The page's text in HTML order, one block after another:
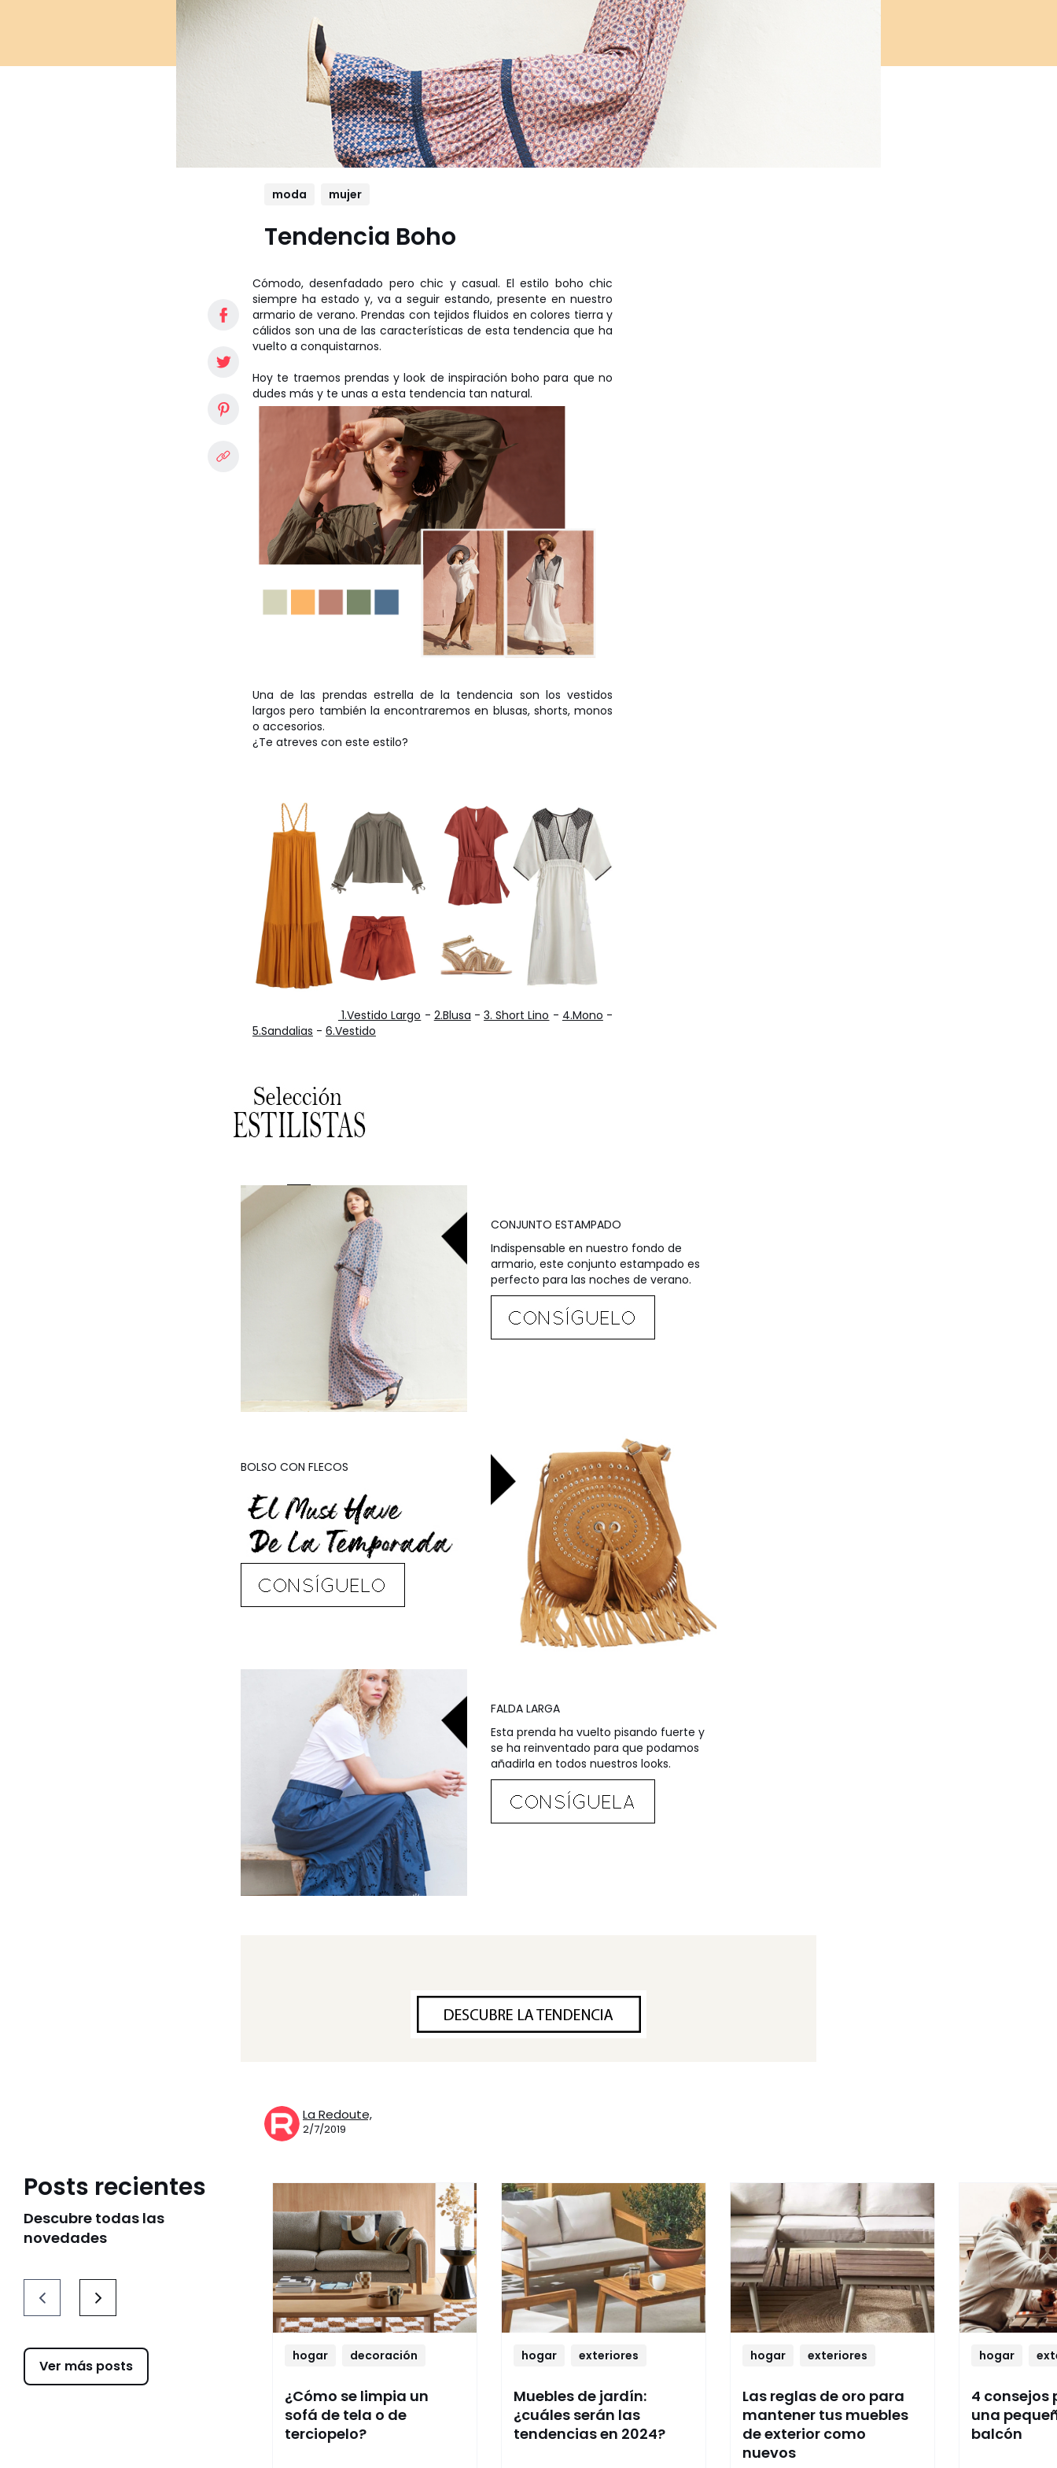
moda mujer
Tendencia Boho
Cómodo, desenfadado pero chic y casual. El estilo boho chic
siempre ha estado y, va a seguir estando, presente en nuestro
armario de verano. Prendas con tejidos fluidos en colores tierra y
cálidos son una de las características de esta tendencia que ha
vuelto a conquistarnos.
Hoy te traemos prendas y look de inspiración boho para que no
dudes más y te unas a esta tendencia tan natural.
Una de las prendas estrella de la tendencia son los vestidos
largos pero también la encontraremos en blusas, shorts, monos
o accesorios.
¿Te atreves con este estilo?
1.Vestido Largo - 2.Blusa -3. Short Lino - 4.Mono -
5.Sandalias - 6.Vestido
CONJUNTO ESTAMPADO
Indispensable en nuestro fondo de
armario, este conjunto estampado es
perfecto para las noches de verano.
BOLSO CON FLECOS
FALDA LARGA
Esta prenda ha vuelto pisando fuerte y
se ha reinventado para que podamos
añadirla en todos nuestros looks.
La Redoute,
2/7/2019
Posts recientes
Descubre todas las
novedades
Ver más posts
hogar decoración
¿Cómo se limpia un
sofá de tela o de
terciopelo?
hogar exteriores
Muebles de jardín:
¿cuáles serán las
tendencias en 2024?
hogar exteriores
Las reglas de oro para
mantener tus muebles
de exterior como
nuevos
hogar
4 consejos
una
balcón